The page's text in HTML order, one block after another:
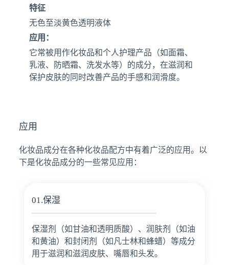
特征
无色至淡黄色透明液体
应用：
它常被用作化妆品和个人护理产品（如面霜、
乳液、防晒霜、洗发水等）的成分，在滋润和
保护皮肤的同时改善产品的手感和润滑度。
应用
化妆品成分在各种化妆品配方中有着广泛的应用。以
下是化妆品成分的一些常见应用：
01.保湿
保湿剂（如甘油和透明质酸）、润肤剂（如油
和黄油）和封闭剂（如凡士林和蜂蜡）等成分
用于滋润和滋润皮肤、嘴唇和头发。